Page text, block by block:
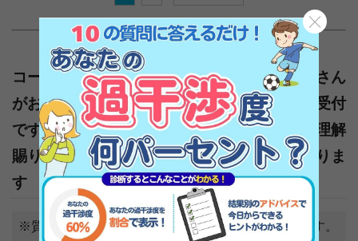
コーチからの【チーム指導の悩み】に池上正さん
がお答えします ※チーム指導者からの相談受付
です。「わが子」の悩み相談ではない旨、ご理解
賜りますようお願い申し上げます※記事になりま
す
※質問の文言を記事にさせていただくことがあります。